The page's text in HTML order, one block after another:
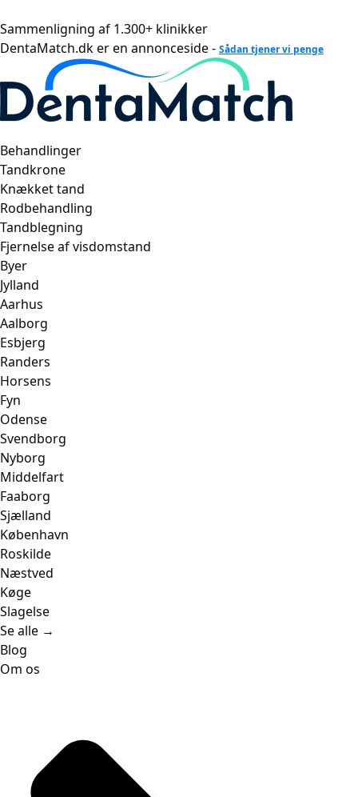
til
indhold
Sammenligning af 1.300+ klinikker
DentaMatch.dk er en annonceside - Sådan tjener vi penge
Behandlinger
Tandkrone
Knækket tand
Rodbehandling
Tandblegning
Fjernelse af visdomstand
Byer
Jylland
Aarhus
Aalborg
Esbjerg
Randers
Horsens
Fyn
Odense
Svendborg
Nyborg
Middelfart
Faaborg
Sjælland
København
Roskilde
Næstved
Køge
Slagelse
Se alle →
Blog
Om os